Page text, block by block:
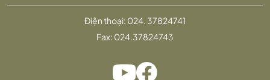
Điện thoại: 024. 37824741
Fax: 024.37824743